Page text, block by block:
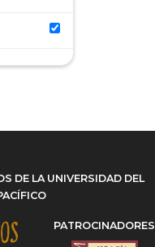
DE LA UNIVERSIDAD DEL
PATROCINADORES